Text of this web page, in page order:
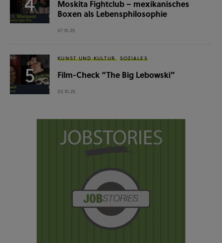
Moskita Fightclub – mexikanisches
Boxen als Lebensphilosophie
07.10.25
KUNST UND KULTUR SOZIALES
Film-Check “The Big Lebowski”
02.10.25